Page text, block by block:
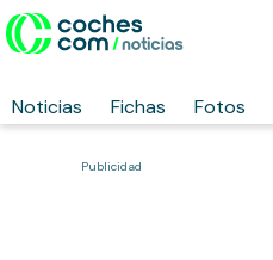
Noticias Fichas Fotos
Publicidad